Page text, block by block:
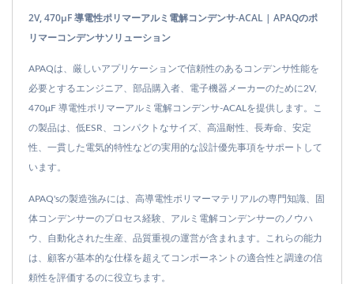
2V, 470μF 導電性ポリマーアルミ電解コンデンサ-ACAL | APAQのポ
リマーコンデンサソリューション
APAQは、厳しいアプリケーションで信頼性のあるコンデンサ性能を
必要とするエンジニア、部品購入者、電子機器メーカーのために2V,
470μF 導電性ポリマーアルミ電解コンデンサ-ACALを提供します。こ
の製品は、低ESR、コンパクトなサイズ、高温耐性、長寿命、安定
性、一貫した電気的特性などの実用的な設計優先事項をサポートして
います。
APAQ'sの製造強みには、高導電性ポリマーマテリアルの専門知識、固
体コンデンサーのプロセス経験、アルミ電解コンデンサーのノウハ
ウ、自動化された生産、品質重視の運営が含まれます。これらの能力
は、顧客が基本的な仕様を超えてコンポーネントの適合性と調達の信
頼性を評価するのに役立ちます。